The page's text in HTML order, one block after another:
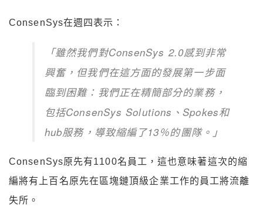
ConsenSys在週四表示：
「雖然我們對ConsenSys 2.0感到非常
興奮，但我們在這方面的發展第一步面
臨到困難：我們正在精簡部分的業務，
包括ConsenSys Solutions、Spokes和
hub服務，導致縮編了13％的團隊。」
ConsenSys原先有1100名員工，這也意味著這次的縮
編將有上百名原先在區塊鏈頂級企業工作的員工將流離
失所。